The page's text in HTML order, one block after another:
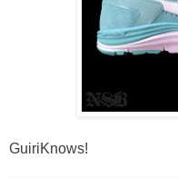
GuiriKnows!